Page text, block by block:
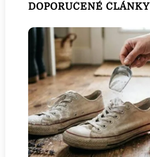
DOPORUČENÉ ČLÁNKY